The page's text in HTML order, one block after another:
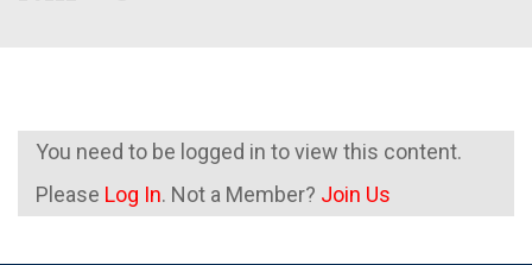
You need to be logged in to view this content.
Please Log In. Not a Member? Join Us